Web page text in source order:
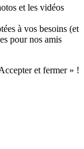
et les vidéos
à vos besoins (et
pour nos amis
et fermer » !